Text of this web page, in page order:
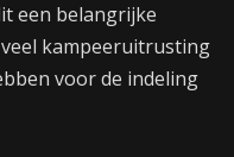
een belangrijke
kampeeruitrusting
voor de indeling